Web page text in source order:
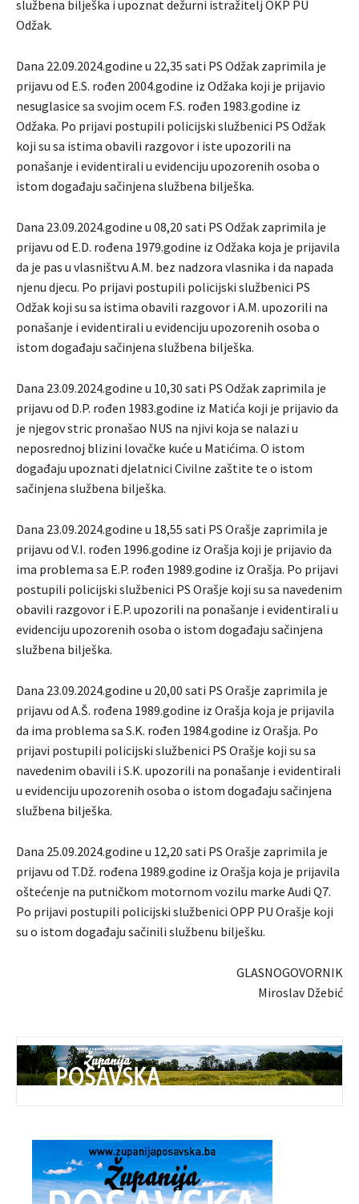
službena bilješka i upoznat dežurni istražitelj OKP PU
Odžak.
Dana 22.09.2024.godine u 22,35 sati PS Odžak zaprimila je
prijavu od E.S. rođen 2004.godine iz Odžaka koji je prijavio
nesuglasice sa svojim ocem F.S. rođen 1983.godine iz
Odžaka. Po prijavi postupili policijski službenici PS Odžak
koji su sa istima obavili razgovor i iste upozorili na
ponašanje i evidentirali u evidenciju upozorenih osoba o
istom događaju sačinjena službena bilješka.
Dana 23.09.2024.godine u 08,20 sati PS Odžak zaprimila je
prijavu od E.D. rođena 1979.godine iz Odžaka koja je prijavila
da je pas u vlasništvu A.M. bez nadzora vlasnika i da napada
njenu djecu. Po prijavi postupili policijski službenici PS
Odžak koji su sa istima obavili razgovor i A.M. upozorili na
ponašanje i evidentirali u evidenciju upozorenih osoba o
istom događaju sačinjena službena bilješka.
Dana 23.09.2024.godine u 10,30 sati PS Odžak zaprimila je
prijavu od D.P. rođen 1983.godine iz Matića koji je prijavio da
je njegov stric pronašao NUS na njivi koja se nalazi u
neposrednoj blizini lovačke kuće u Matićima. O istom
događaju upoznati djelatnici Civilne zaštite te o istom
sačinjena službena bilješka.
Dana 23.09.2024.godine u 18,55 sati PS Orašje zaprimila je
prijavu od V.I. rođen 1996.godine iz Orašja koji je prijavio da
ima problema sa E.P. rođen 1989.godine iz Orašja. Po prijavi
postupili policijski službenici PS Orašje koji su sa navedenim
obavili razgovor i E.P. upozorili na ponašanje i evidentirali u
evidenciju upozorenih osoba o istom događaju sačinjena
službena bilješka.
Dana 23.09.2024.godine u 20,00 sati PS Orašje zaprimila je
prijavu od A.Š. rođena 1989.godine iz Orašja koja je prijavila
da ima problema sa S.K. rođen 1984.godine iz Orašja. Po
prijavi postupili policijski službenici PS Orašje koji su sa
navedenim obavili i S.K. upozorili na ponašanje i evidentirali
u evidenciju upozorenih osoba o istom događaju sačinjena
službena bilješka.
Dana 25.09.2024.godine u 12,20 sati PS Orašje zaprimila je
prijavu od T.Dž. rođena 1989.godine iz Orašja koja je prijavila
oštećenje na putničkom motornom vozilu marke Audi Q7.
Po prijavi postupili policijski službenici OPP PU Orašje koji
su o istom događaju sačinili službenu bilješku.
GLASNOGOVORNIK
Miroslav Džebić